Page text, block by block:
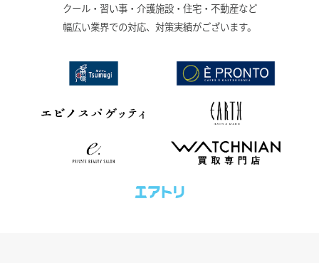
クール・習い事・介護施設・住宅・不動産など
幅広い業界での対応、対策実績がございます。